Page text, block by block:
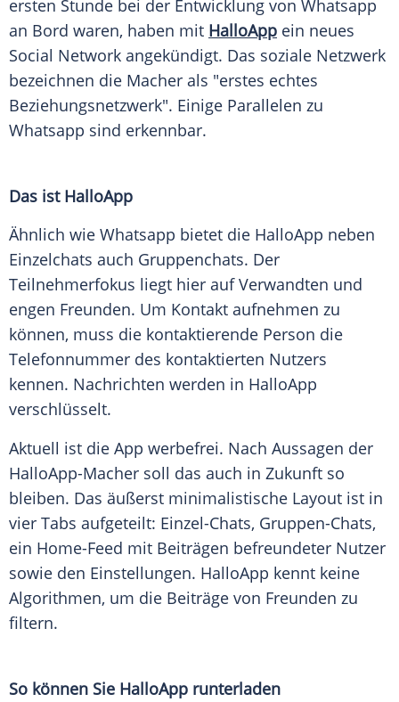
ersten Stunde bei der Entwicklung von Whatsapp
an Bord waren, haben mit HalloApp ein neues
Social Network angekündigt. Das soziale Netzwerk
bezeichnen die Macher als "erstes echtes
Beziehungsnetzwerk". Einige Parallelen zu
Whatsapp sind erkennbar.
Das ist HalloApp
Ähnlich wie Whatsapp bietet die HalloApp neben
Einzelchats auch Gruppenchats. Der
Teilnehmerfokus liegt hier auf Verwandten und
engen Freunden. Um Kontakt aufnehmen zu
können, muss die kontaktierende Person die
Telefonnummer des kontaktierten Nutzers
kennen. Nachrichten werden in HalloApp
verschlüsselt.
Aktuell ist die App werbefrei. Nach Aussagen der
HalloApp-Macher soll das auch in Zukunft so
bleiben. Das äußerst minimalistische Layout ist in
vier Tabs aufgeteilt: Einzel-Chats, Gruppen-Chats,
ein Home-Feed mit Beiträgen befreundeter Nutzer
sowie den Einstellungen. HalloApp kennt keine
Algorithmen, um die Beiträge von Freunden zu
filtern.
So können Sie HalloApp runterladen